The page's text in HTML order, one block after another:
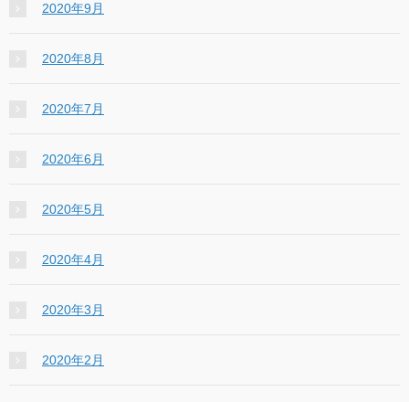
2020年9月
2020年8月
2020年7月
2020年6月
2020年5月
2020年4月
2020年3月
2020年2月